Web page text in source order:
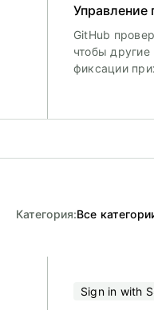
Управление
GitHub
чтобы другие
фиксации
Категория:Все
Sign in with